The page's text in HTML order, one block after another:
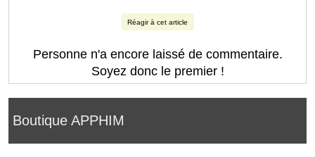
Boutique APPHIM
Réagir à cet article
Personne n'a encore laissé de commentaire.
Soyez donc le premier !